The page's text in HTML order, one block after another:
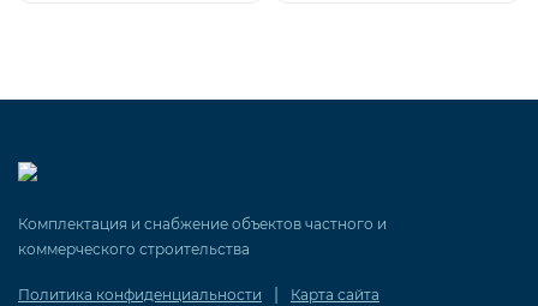
Комплектация и снабжение объектов частного и
коммерческого строительства
Политика конфиденциальности | Карта сайта